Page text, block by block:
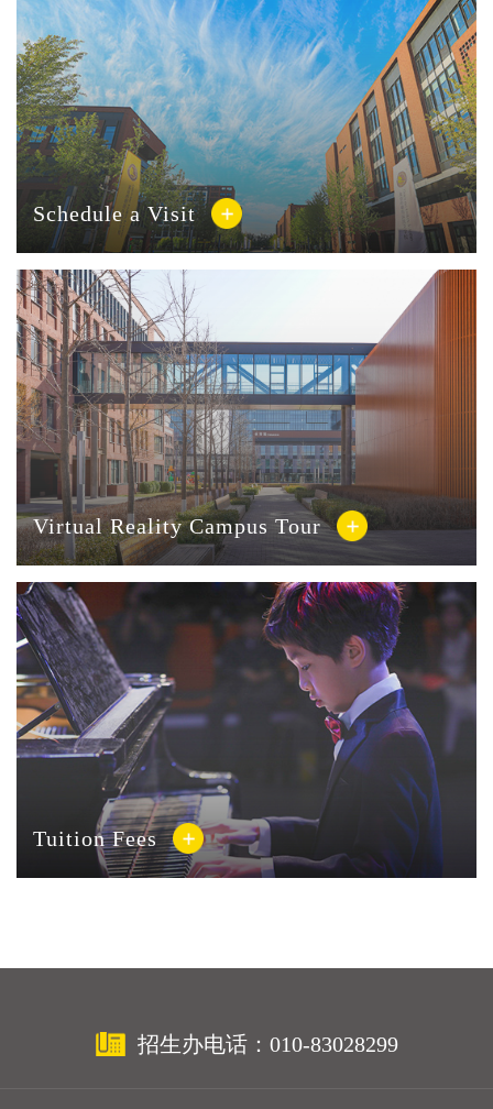
Schedule a Visit
Virtual Reality Campus Tour
Tuition Fees
招生办电话：010-83028299